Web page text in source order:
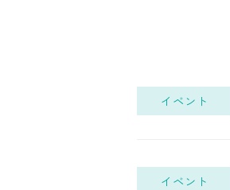
イベント
イベント